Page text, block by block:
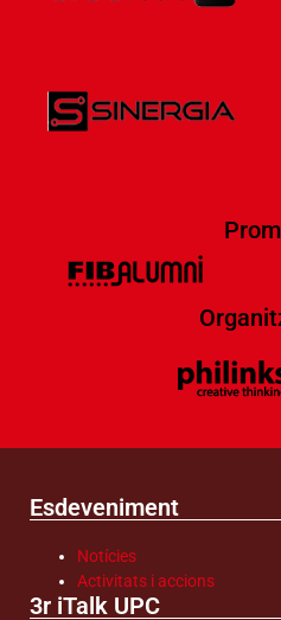
Esdeveniment
Notícies
Activitats i accions
3r iTalk UPC